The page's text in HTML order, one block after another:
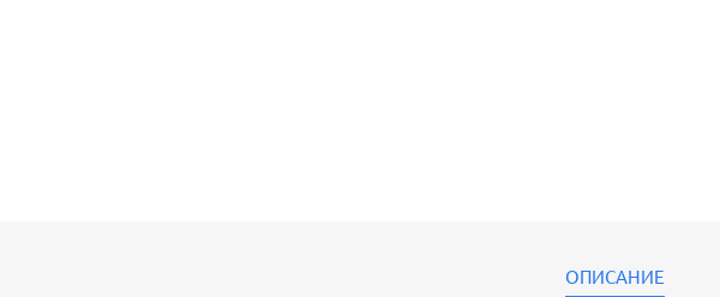
ОПИСАНИЕ